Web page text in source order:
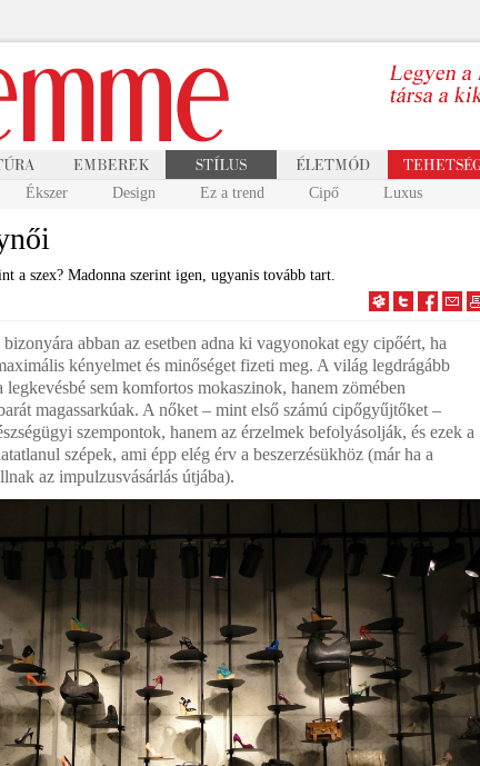
Ékszer Design Ez a trend Cipő Luxus
a szex? Madonna szerint igen, ugyanis tovább tart.
abban az esetben adna ki vagyonokat egy cipőért, ha
kényelmet és minőséget fizeti meg. A világ legdrágább
legkevésbé sem komfortos mokaszinok, hanem zömében
magassarkúak. A nőket – mint első számú cipőgyűjtőket –
szempontok, hanem az érzelmek befolyásolják, és ezek a
szépek, ami épp elég érv a beszerzésükhöz (már ha a
az impulzusvásárlás útjába).